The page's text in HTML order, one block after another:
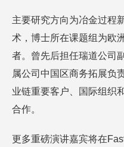
主要研究方向为冶金过程
术，博士所在课题组为欧
者。曾先后担任瑞道公司
属公司中国区商务拓展负
业链重要客户、国际组织
合作。
更多重磅演讲嘉宾将在